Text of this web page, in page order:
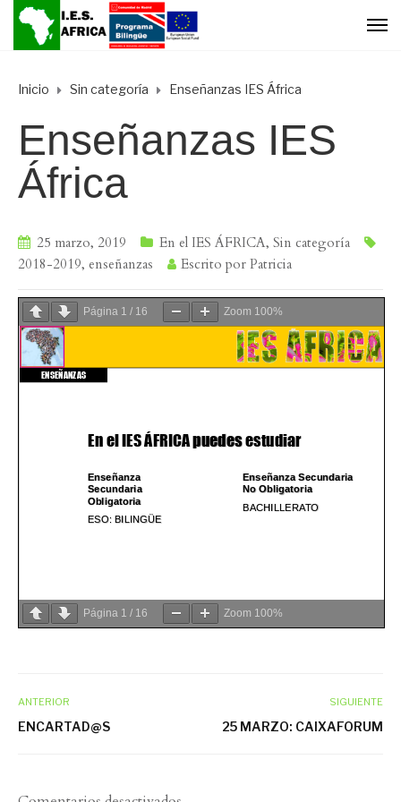
Inicio Sin categoría Enseñanzas IES África
Enseñanzas IES
África
25 marzo, 2019 En el IES ÁFRICA, Sin categoría
2018-2019, enseñanzas Escrito por Patricia
Página 1 / 16 Zoom 100%
Página 1 / 16 Zoom 100%
ANTERIOR
ENCARTAD@S
SIGUIENTE
25 MARZO: CAIXAFORUM